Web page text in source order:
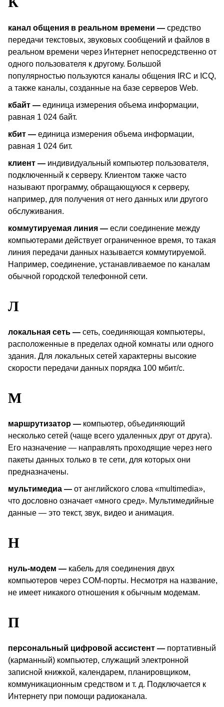
канал общения в реальном времени — средство
передачи текстовых, звуковых сообщений и файлов в
реальном времени через Интернет непосредственно от
одного пользователя к другому. Большой
популярностью пользуются каналы общения
IRC и ICQ,
а также каналы, созданные на базе серверов Web.
кбайт — единица измерения объема информации,
равная 1 024 байт.
кбит — единица измерения объема информации,
равная 1 024 бит.
клиент — индивидуальный компьютер пользователя,
подключенный к серверу. Клиентом также часто
называют программу, обращающуюся к серверу,
например, для получения от него данных или другого
обслуживания.
коммутируемая линия — если соединение между
компьютерами действует ограниченное время, то такая
линия передачи данных называется коммутируемой.
Например, соединение, устанавливаемое по каналам
обычной городской телефонной сети.
Л
локальная сеть — сеть, соединяющая компьютеры,
расположенные в пределах одной комнаты или одного
здания. Для локальных сетей характерны высокие
скорости передачи данных порядка 100 мбит/с.
М
маршрутизатор — компьютер, объединяющий
несколько сетей (чаще всего удаленных друг от друга).
Его назначение — направлять проходящие через него
пакеты данных только в те сети, для которых они
предназначены.
мультимедиа — от английского слова «multimedia»,
что дословно означает «много сред». Мультимедийные
данные — это текст, звук, видео и анимация.
Н
нуль-модем — кабель для соединения двух
компьютеров через COM-порты. Несмотря на название,
не имеет никакого отношения к обычным модемам.
П
персональный цифровой ассистент — портативный
(карманный) компьютер, служащий электронной
записной книжкой, календарем, планировщиком,
коммуникационным средством и т. д. Подключается к
Интернету при помощи радиоканала.